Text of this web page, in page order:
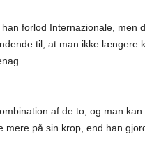
forlod Internazionale, men
til, at man ikke længere
af de to, og man
mere på sin krop, end han